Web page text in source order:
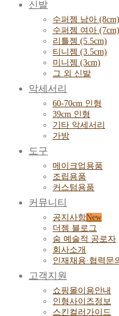
신발
수퍼젬 남아 (8cm)
수퍼젬 여아 (7cm)
리틀젬 (5.5cm)
티니젬 (3.5cm)
미니젬 (3cm)
그 외 신발
악세서리
60-70cm 인형
39cm 인형
기타 악세서리
가방
도구
메이크업용품
조립용품
커스텀용품
커뮤니티
공지사항
더젬 블로그
숨 예술적 공로자
회사소개
인재채용·협력문
고객지원
쇼핑몰이용안내
인형사이즈정보
스킨컬러가이드